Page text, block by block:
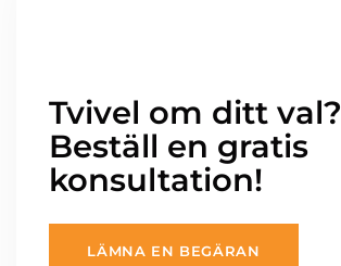
Tvivel om ditt val?
Beställ en gratis
konsultation!
LÄMNA EN BEGÄRAN